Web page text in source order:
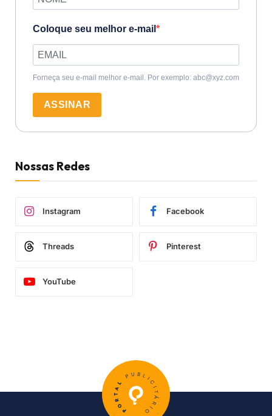
Coloque seu melhor e-mail
Forneça seu e-mail melhor e-mail. Por exemplo: abc@xyz.com
ASSINAR
Nossas Redes
Instagram Facebook
Threads Pinterest
YouTube